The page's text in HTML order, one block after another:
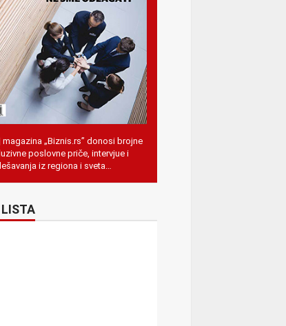
magazina „Biznis.rs” donosi brojne
poslovne priče, intervjue i
iz regiona i sveta…